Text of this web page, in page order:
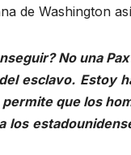
de Washington
No una
esclavo. Estoy
que los